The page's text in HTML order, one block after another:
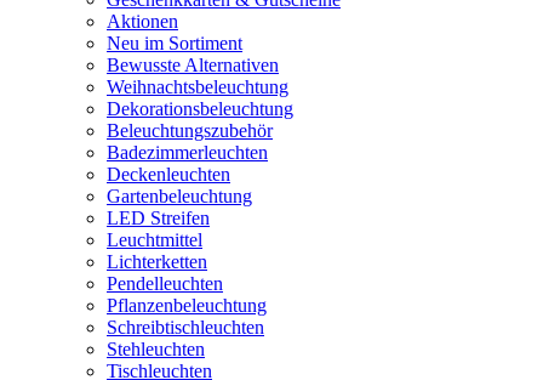
Aktionen
Neu im Sortiment
Bewusste Alternativen
Weihnachtsbeleuchtung
Dekorationsbeleuchtung
Beleuchtungszubehör
Badezimmerleuchten
Deckenleuchten
Gartenbeleuchtung
LED Streifen
Leuchtmittel
Lichterketten
Pendelleuchten
Pflanzenbeleuchtung
Schreibtischleuchten
Stehleuchten
Tischleuchten